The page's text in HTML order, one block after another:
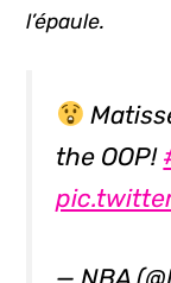
l’épaule.
the OOP!